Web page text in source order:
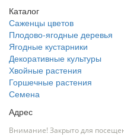
Каталог
Саженцы цветов
Плодово-ягодные деревья
Ягодные кустарники
Декоративные культуры
Хвойные растения
Горшечные растения
Семена
Адрес
Внимание! Закрыто для